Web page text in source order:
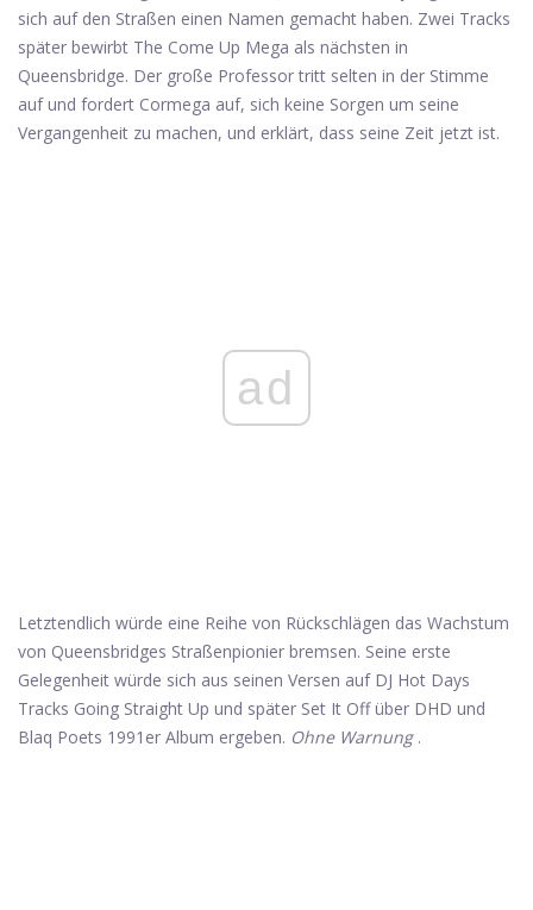
sich auf den Straßen einen Namen gemacht haben. Zwei Tracks
später bewirbt The Come Up Mega als nächsten in
Queensbridge. Der große Professor tritt selten in der Stimme
auf und fordert Cormega auf, sich keine Sorgen um seine
Vergangenheit zu machen, und erklärt, dass seine Zeit jetzt ist.
ad
Letztendlich würde eine Reihe von Rückschlägen das Wachstum
von Queensbridges Straßenpionier bremsen. Seine erste
Gelegenheit würde sich aus seinen Versen auf DJ Hot Days
Tracks Going Straight Up und später Set It Off über DHD und
Blaq Poets 1991er Album ergeben. Ohne Warnung.